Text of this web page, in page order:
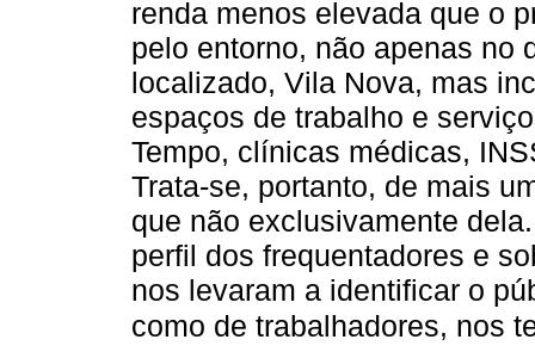
renda menos elevada que o
pelo entorno, não apenas no
localizado, Vila Nova, mas
espaços de trabalho e
Tempo, clínicas médicas,
Trata-se, portanto, de mais
que não exclusivamente
perfil dos frequentadores e
nos levaram a identificar o
como de trabalhadores, nos